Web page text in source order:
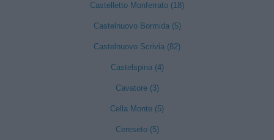
Castelletto Monferrato (18)
Castelnuovo Bormida (5)
Castelnuovo Scrivia (82)
Castelspina (4)
Cavatore (3)
Cella Monte (5)
Cereseto (5)